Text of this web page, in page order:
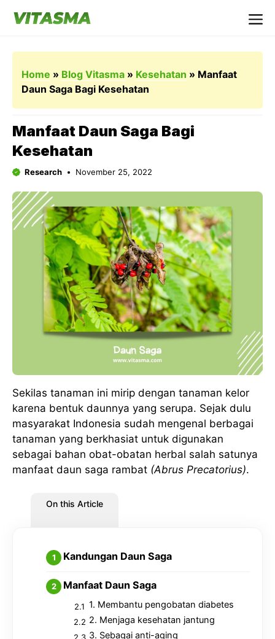
Home » Blog Vitasma » Kesehatan » Manfaat
Daun Saga Bagi Kesehatan
Manfaat Daun Saga Bagi
Kesehatan
Research November 25, 2022
Sekilas tanaman ini mirip dengan tanaman kelor
karena bentuk daunnya yang serupa. Sejak dulu
masyarakat Indonesia sudah mengenal berbagai
tanaman yang berkhasiat untuk digunakan
sebagai bahan obat-obatan herbal salah satunya
manfaat daun saga rambat (Abrus Precatorius).
On this Article
Kandungan Daun Saga
Manfaat Daun Saga
1. Membantu pengobatan diabetes
2. Menjaga kesehatan jantung
3. Sebagai anti-aging